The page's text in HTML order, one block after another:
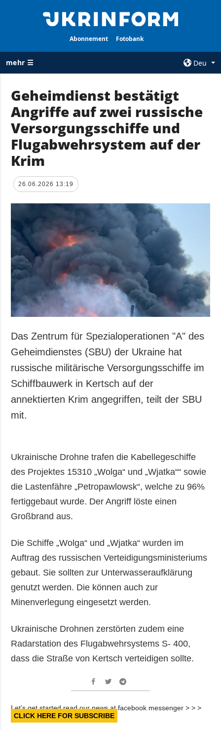
Abonnement Fotobank
mehr ☰
Deu
ALLE
RUBRIKEN
Krieg
Wiederaufbau
der Ukraine
Politik
Wirtschaft
Gesellschaft und
Kultur
Sport
Kriminalität
Notstand und
Notfälle
AGENTUR
Über uns
Kontakte
personenbezogener
Daten
ZUSÄTZLICH
Veröffentlichungen
Interview
Fotos
Video
LEISTUNGEN
Abonnement
Fotobank
Geheimdienst bestätigt
Angriffe auf zwei russische
Versorgungsschiffe und
Flugabwehrsystem auf der
Krim
26.06.2026 13:19
Das Zentrum für Spezialoperationen "A" des
Geheimdienstes (SBU) der Ukraine hat
russische militärische Versorgungsschiffe im
Schiffbauwerk in Kertsch auf der
annektierten Krim angegriffen, teilt der SBU
mit.
Ukrainische Drohne trafen die Kabellegeschiffe
des Projektes 15310 „Wolga“ und „Wjatka““ sowie
die Lastenfähre „Petropawlowsk“, welche zu 96%
fertiggebaut wurde. Der Angriff löste einen
Großbrand aus.
Die Schiffe „Wolga“ und „Wjatka“ wurden im
Auftrag des russischen Verteidigungsministeriums
gebaut. Sie sollten zur Unterwasseraufklärung
genutzt werden. Die können auch zur
Minenverlegung eingesetzt werden.
Ukrainische Drohnen zerstörten zudem eine
Radarstation des Flugabwehrsystems S- 400,
dass die Straße von Kertsch verteidigen sollte.
Let’s get started read our news at facebook messenger > > >
CLICK HERE FOR SUBSCRIBE